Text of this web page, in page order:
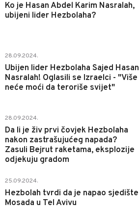
Ko je Hasan Abdel Karim Nasralah,
ubijeni lider Hezbolaha?
28.09.2024.
Ubijen lider Hezbolaha Sajed Hasan
Nasralah! Oglasili se Izraelci - "Više
neće moći da teroriše svijet"
28.09.2024.
Da li je živ prvi čovjek Hezbolaha
nakon zastrašujućeg napada?
Zasuli Bejrut raketama, eksplozije
odjekuju gradom
25.09.2024.
Hezbolah tvrdi da je napao sjedište
Mosada u Tel Avivu